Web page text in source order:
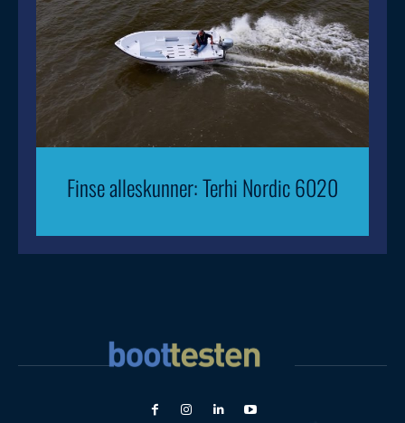
Finse alleskunner: Terhi Nordic 6020